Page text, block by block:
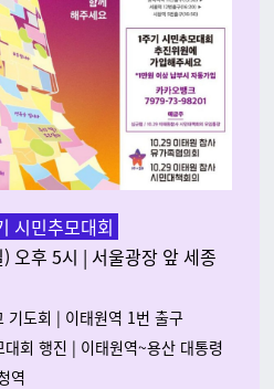
시민추모대회
오후 5시 | 서울광장 앞 세종
도회 | 이태원역 1번 출구
회 행진 | 이태원역~용산 대통령
역